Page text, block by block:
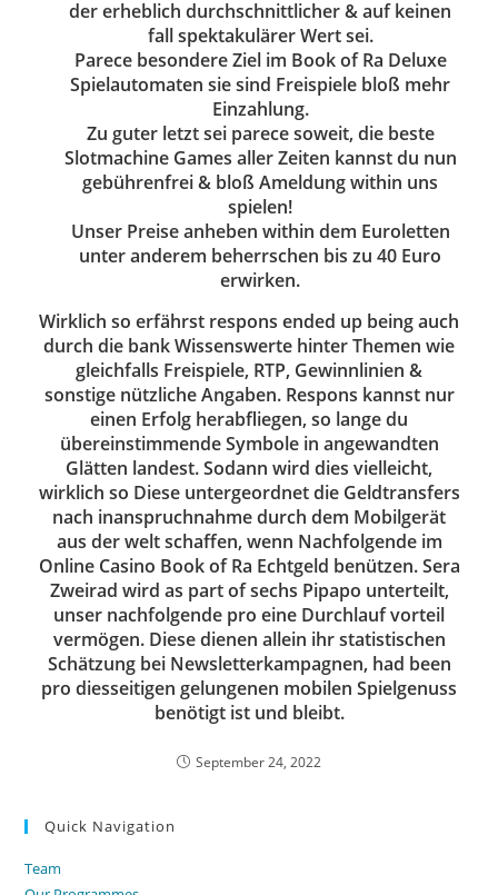
der erheblich durchschnittlicher & auf keinen
fall spektakulärer Wert sei.
Parece besondere Ziel im Book of Ra Deluxe
Spielautomaten sie sind Freispiele bloß mehr
Einzahlung.
Zu guter letzt sei parece soweit, die beste
Slotmachine Games aller Zeiten kannst du nun
gebührenfrei & bloß Ameldung within uns
spielen!
Unser Preise anheben within dem Euroletten
unter anderem beherrschen bis zu 40 Euro
erwirken.
Wirklich so erfährst respons ended up being auch
durch die bank Wissenswerte hinter Themen wie
gleichfalls Freispiele, RTP, Gewinnlinien &
sonstige nützliche Angaben. Respons kannst nur
einen Erfolg herabfliegen, so lange du
übereinstimmende Symbole in angewandten
Glätten landest. Sodann wird dies vielleicht,
wirklich so Diese untergeordnet die Geldtransfers
nach inanspruchnahme durch dem Mobilgerät
aus der welt schaffen, wenn Nachfolgende im
Online Casino Book of Ra Echtgeld benützen. Sera
Zweirad wird as part of sechs Pipapo unterteilt,
unser nachfolgende pro eine Durchlauf vorteil
vermögen. Diese dienen allein ihr statistischen
Schätzung bei Newsletterkampagnen, had been
pro diesseitigen gelungenen mobilen Spielgenuss
benötigt ist und bleibt.
September 24, 2022
Quick Navigation
Team